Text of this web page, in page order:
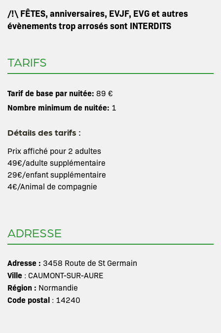
/!\ FÊTES, anniversaires, EVJF, EVG et autres
évènements trop arrosés sont INTERDITS
TARIFS
Tarif de base par nuitée: 89 €
Nombre minimum de nuitée: 1
Détails des tarifs :
Prix affiché pour 2 adultes
49€/adulte supplémentaire
29€/enfant supplémentaire
4€/Animal de compagnie
ADRESSE
Adresse : 3458 Route de St Germain
Ville : CAUMONT-SUR-AURE
Région : Normandie
Code postal : 14240